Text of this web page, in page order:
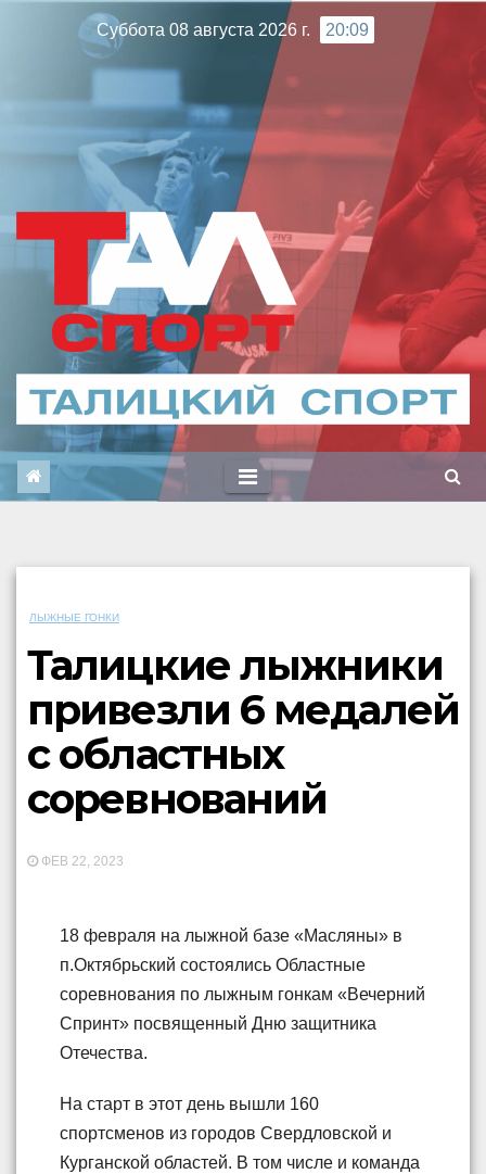
Суббота 08 августа 2026 г. 20:09
ЛЫЖНЫЕ ГОНКИ
Талицкие лыжники
привезли 6 медалей
с областных
соревнований
ФЕВ 22, 2023
18 февраля на лыжной базе «Масляны» в
п.Октябрьский состоялись Областные
соревнования по лыжным гонкам «Вечерний
Спринт» посвященный Дню защитника
Отечества.
На старт в этот день вышли 160
спортсменов из городов Свердловской и
Курганской областей. В том числе и команда